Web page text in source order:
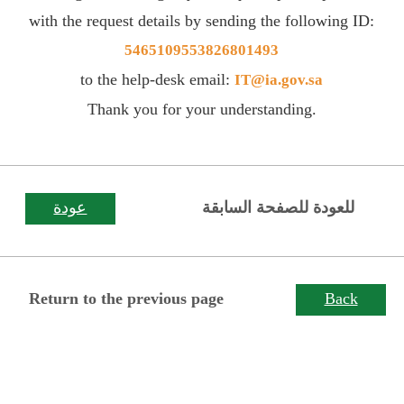
with the request details by sending the following ID:
5465109553826801493
to the help-desk email:IT@ia.gov.sa
Thank you for your understanding.
Return to the previous page Back
للعودة للصفحة السابقة عودة